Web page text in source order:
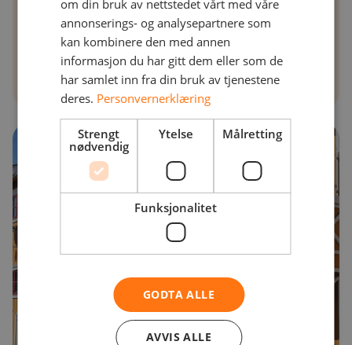
om din bruk av nettstedet vårt med våre
annonserings- og analysepartnere som
kan kombinere den med annen
informasjon du har gitt dem eller som de
har samlet inn fra din bruk av tjenestene
deres. Personvernerklæring
Strengt
nødvendig
Ytelse Målretting
Funksjonalitet
GODTA ALLE
AVVIS ALLE